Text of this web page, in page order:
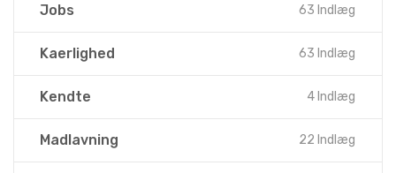
Jobs 63 Indlæg
Kaerlighed 63 Indlæg
Kendte 4 Indlæg
Madlavning 22 Indlæg